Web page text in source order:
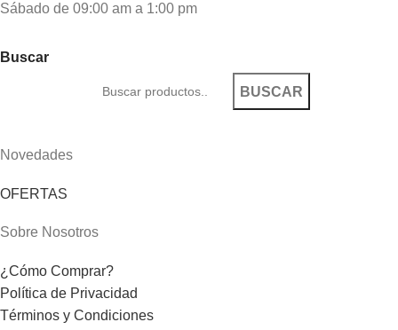
Sábado de 09:00 am a 1:00 pm
Buscar
BUSCAR
Novedades
OFERTAS
Sobre Nosotros
¿Cómo Comprar?
Política de Privacidad
Términos y Condiciones